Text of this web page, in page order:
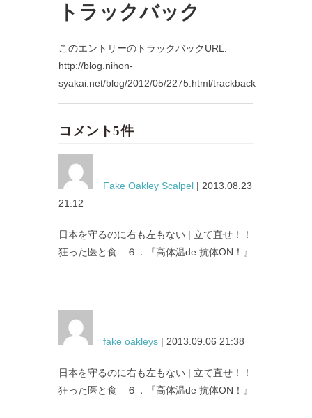
トラックバック
このエントリーのトラックバックURL:
http://blog.nihon-
syakai.net/blog/2012/05/2275.html/trackback
コメント5件
Fake Oakley Scalpel | 2013.08.23
21:12
日本を守るのに右も左もない | 立て直せ！！
狂った医と食 ６．『高体温de 抗体ON！』
fake oakleys | 2013.09.06 21:38
日本を守るのに右も左もない | 立て直せ！！
狂った医と食 ６．『高体温de 抗体ON！』